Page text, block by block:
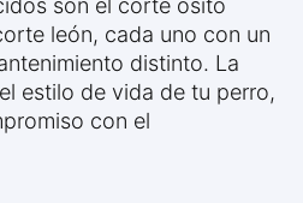
son el corte osito
león, cada uno con un
distinto. La
estilo de vida de tu perro,
con el